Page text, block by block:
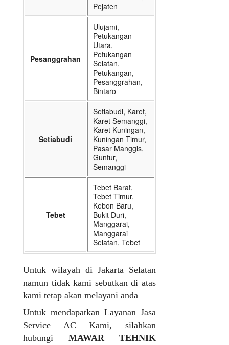
Pejaten
Pesanggrahan
Ulujami,
Petukangan
Utara,
Petukangan
Selatan,
Petukangan,
Pesanggrahan,
Bintaro
Setiabudi
Setiabudi, Karet,
Karet Semanggi,
Karet Kuningan,
Kuningan Timur,
Pasar Manggis,
Guntur,
Semanggi
Tebet
Tebet Barat,
Tebet Timur,
Kebon Baru,
Bukit Duri,
Manggarai,
Manggarai
Selatan, Tebet
Untuk wilayah di Jakarta Selatan
namun tidak kami sebutkan di atas
kami tetap akan melayani anda
Untuk mendapatkan Layanan Jasa
Service AC Kami, silahkan
hubungi MAWAR TEHNIK